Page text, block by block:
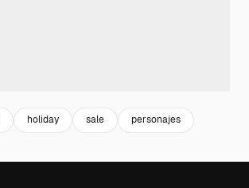
holiday sale personajes